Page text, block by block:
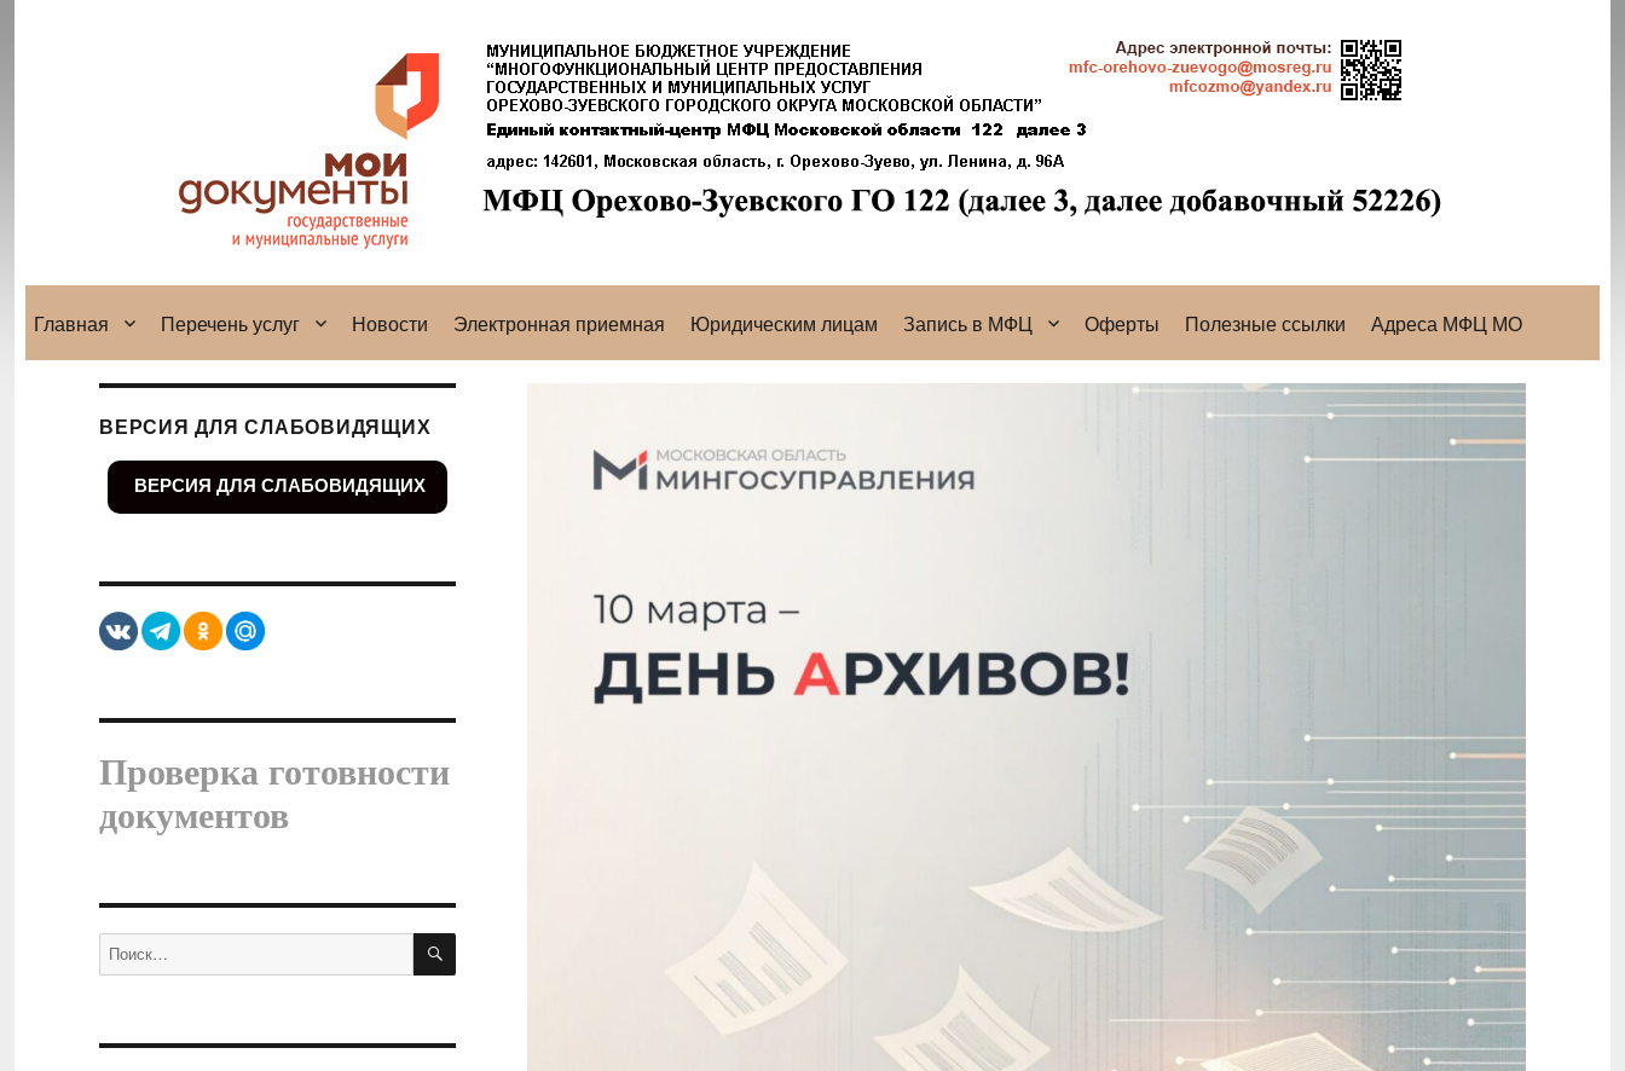
Главная Перечень услуг Новости Электронная приемная Юридическим лицам Запись в МФЦ Оферты Полезные ссылки Адреса МФЦ МО
ВЕРСИЯ ДЛЯ СЛАБОВИДЯЩИХ
ВЕРСИЯ ДЛЯ СЛАБОВИДЯЩИХ
Проверка готовности
документов
Искать: ПОИСК